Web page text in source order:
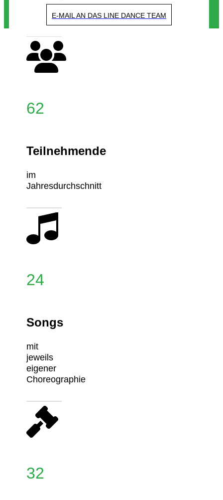
E-MAIL AN DAS LINE DANCE TEAM
62
Teilnehmende
im
Jahresdurchschnitt
24
Songs
mit
jeweils
eigener
Choreographie
32